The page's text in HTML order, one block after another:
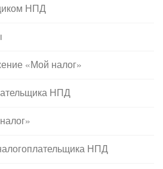
НПД
«Мой налог»
НПД
НПД